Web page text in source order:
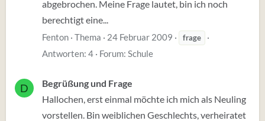
abgebrochen. Meine Frage lautet, bin ich noch
berechtigt eine...
Fenton Thema 24 Februar 2009 frage
Antworten: 4 Forum: Schule
D
Begrüßung und Frage
Hallochen, erst einmal möchte ich mich als Neuling
vorstellen. Bin weiblichen Geschlechts, verheiratet